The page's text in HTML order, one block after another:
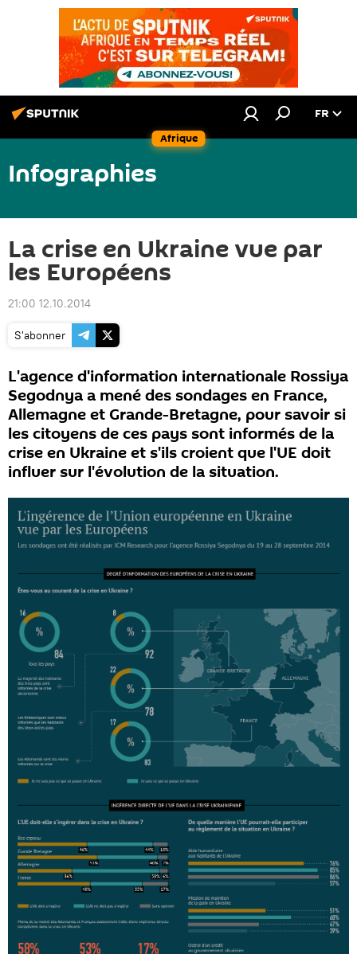
Afrique
FR
Infographies
La crise en Ukraine vue par
les Européens
21:00 12.10.2014
S'abonner
L'agence d'information internationale Rossiya
Segodnya a mené des sondages en France,
Allemagne et Grande-Bretagne, pour savoir si
les citoyens de ces pays sont informés de la
crise en Ukraine et s'ils croient que l'UE doit
influer sur l'évolution de la situation.